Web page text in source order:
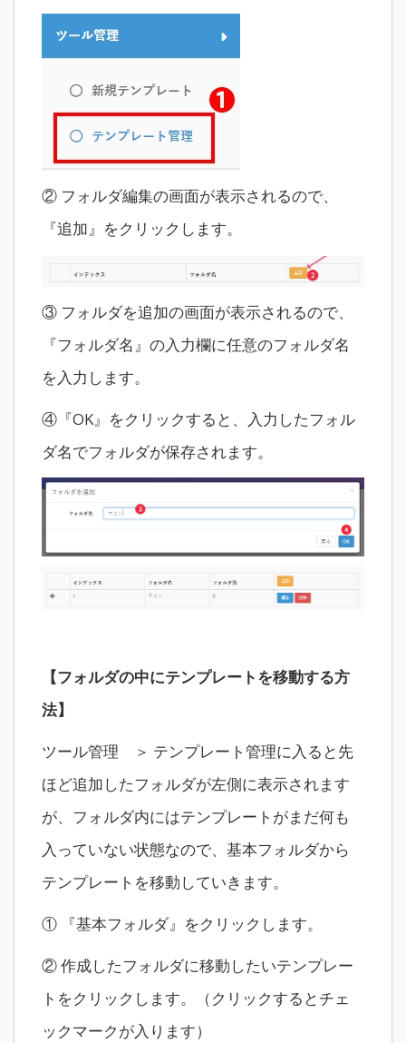
② フォルダ編集の画面が表示されるので、
『追加』をクリックします。
③ フォルダを追加の画面が表示されるので、
『フォルダ名』の入力欄に任意のフォルダ名
を入力します。
④『OK』をクリックすると、入力したフォル
ダ名でフォルダが保存されます。
【フォルダの中にテンプレートを移動する方
法】
ツール管理 ＞ テンプレート管理に入ると先
ほど追加したフォルダが左側に表示されます
が、フォルダ内にはテンプレートがまだ何も
入っていない状態なので、基本フォルダから
テンプレートを移動していきます。
① 『基本フォルダ』をクリックします。
② 作成したフォルダに移動したいテンプレー
トをクリックします。（クリックするとチェ
ックマークが入ります）